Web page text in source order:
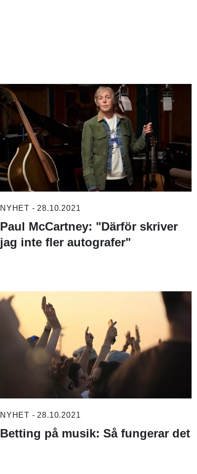
NYHET - 28.10.2021
Paul McCartney: "Därför skriver
jag inte fler autografer"
NYHET - 28.10.2021
Betting på musik: Så fungerar det